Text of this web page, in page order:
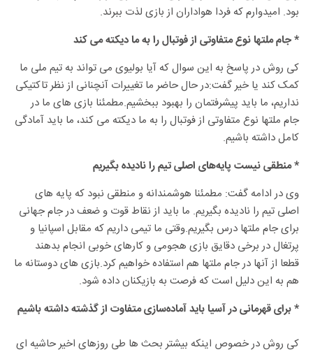
بود. امیدوارم که فردا هواداران از بازی لذت ببرند.
* جام ملتها نوع متفاوتی از فوتبال را به ما دیکته می کند
کی روش در پاسخ به این سوال که آیا بولیوی می تواند به تیم ملی ما
کمک کند یا خیر گفت:در حال حاضر ما تغییرات آنچنانی از نظر تاکتیکی
نداریم، ما باید پیشرفتمان را بهبود ببخشیم.مطمئنا بازی های ما در
جام ملتها نوع متفاوتی از فوتبال را به ما دیکته می کند، ما باید آمادگی
کامل داشته باشیم.
* منطقی نیست پایه‌های اصلی تیم را نادیده بگیریم
وی در ادامه گفت: مطمئنا هوشمندانه و منطقی نبود که پایه های
اصلی تیم را نادیده بگیریم. ما باید از نقاط قوت و ضعف در جام جهانی
برای جام ملتها درس بگیریم.وقتی ما تیمی داریم که مقابل اسپانیا و
پرتغال در برخی دقایق بازی هجومی و کارهای خوبی انجام بدهند
قطعا از آنها در جام ملتها هم استفاده خواهیم کرد.بازی های دوستانه ما
هم به این دلیل است که فرصت به بازیکنان داده شود.
* برای قهرمانی در آسیا باید آماده‌سازی متفاوت از گذشته داشته باشیم
کی روش در خصوص اینکه بیشتر بحث ها طی روزهای اخیر حاشیه ای